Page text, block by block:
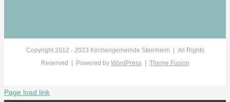
Copyright 2012 - 2023 Kirchengemeinde Steinheim | All Rights
Reserved | Powered by WordPress| Theme Fusion
Page load link